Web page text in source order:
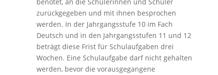
zurückgegeben und mit ihnen besprochen
werden. In der Jahrgangsstufe 10 im Fach
Deutsch und in den Jahrgangsstufen 11 und 12
beträgt diese Frist für Schulaufgaben drei
Wochen. Eine Schulaufgabe darf nicht gehalten
werden, bevor die vorausgegangene